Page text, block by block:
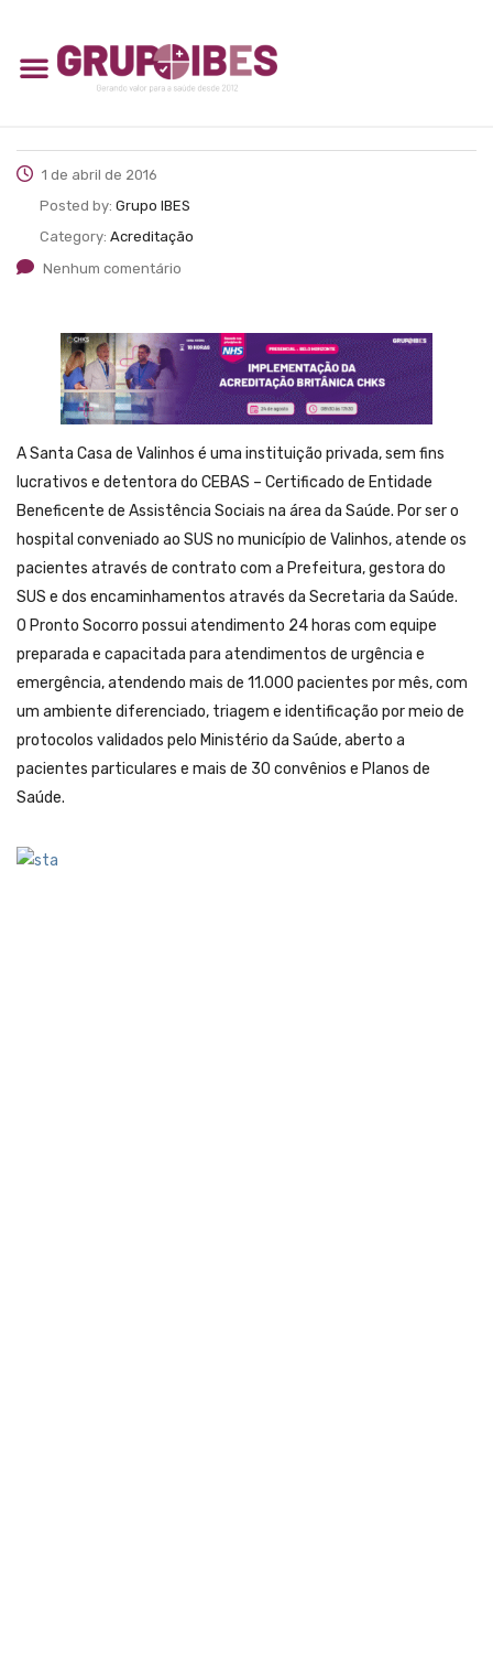
1 de abril de 2016
Posted by: Grupo IBES
Category: Acreditação
Nenhum comentário
A Santa Casa de Valinhos é uma instituição privada, sem fins
lucrativos e detentora do CEBAS – Certificado de Entidade
Beneficente de Assistência Sociais na área da Saúde. Por ser o
hospital conveniado ao SUS no município de Valinhos, atende os
pacientes através de contrato com a Prefeitura, gestora do
SUS e dos encaminhamentos através da Secretaria da Saúde.
O Pronto Socorro possui atendimento 24 horas com equipe
preparada e capacitada para atendimentos de urgência e
emergência, atendendo mais de 11.000 pacientes por mês, com
um ambiente diferenciado, triagem e identificação por meio de
protocolos validados pelo Ministério da Saúde, aberto a
pacientes particulares e mais de 30 convênios e Planos de
Saúde.